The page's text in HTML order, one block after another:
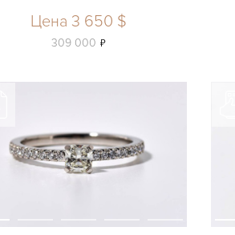
Цена 3 650 $
309 000 ь